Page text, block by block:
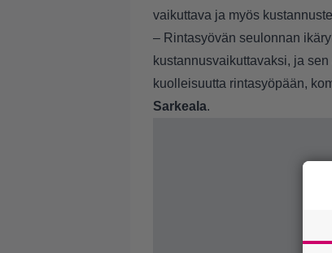
vaikuttava ja myös
– Rintasyövän seulonnan
kustannusvaikuttavaksi, ja
kuolleisuutta rintasyöpään,
Sarkeala.